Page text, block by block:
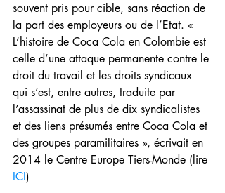
souvent pris pour cible, sans réaction de
la part des employeurs ou de l’Etat. «
L’histoire de Coca Cola en Colombie est
celle d’une attaque permanente contre le
droit du travail et les droits syndicaux
qui s’est, entre autres, traduite par
l’assassinat de plus de dix syndicalistes
et des liens présumés entre Coca Cola et
des groupes paramilitaires », écrivait en
2014 le Centre Europe Tiers-Monde (lire
ICI)